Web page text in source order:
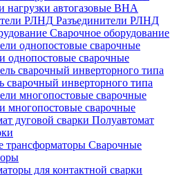
нагрузки автогазовые ВНА
Разъединители РЛНД
Сварочное оборудование
однопостовые сварочные
сварочный инверторного типа
многопостовые сварочные
Полуавтомат
Сварочные